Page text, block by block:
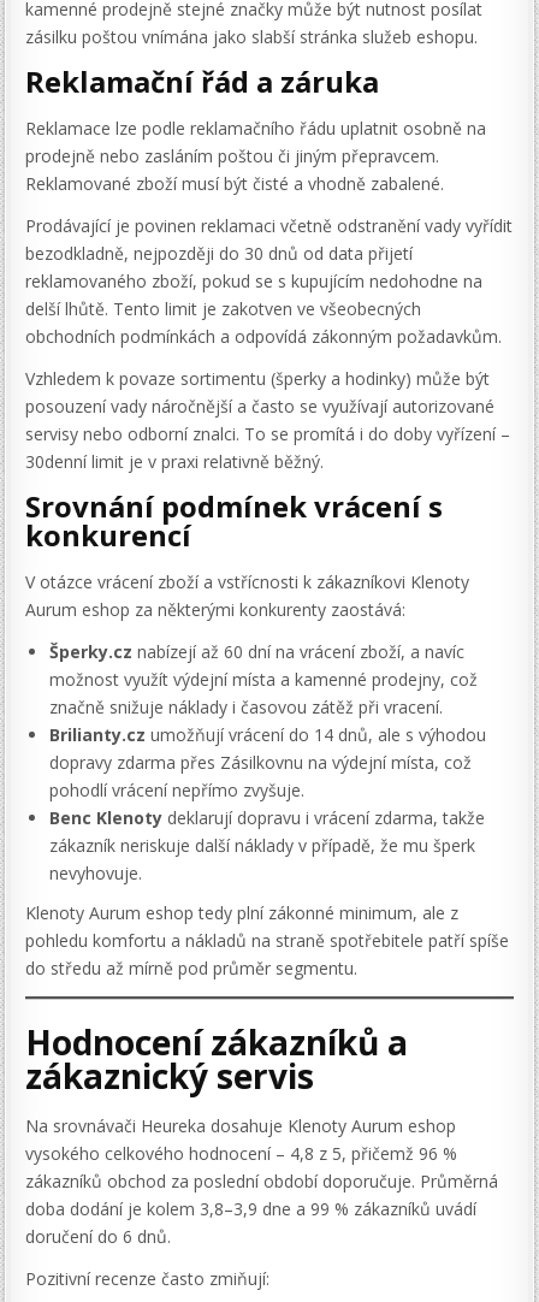
kamenné prodejně stejné značky může být nutnost posílat
zásilku poštou vnímána jako slabší stránka služeb eshopu.
Reklamační řád a záruka
Reklamace lze podle reklamačního řádu uplatnit osobně na
prodejně nebo zasláním poštou či jiným přepravcem.
Reklamované zboží musí být čisté a vhodně zabalené.
Prodávající je povinen reklamaci včetně odstranění vady vyřídit
bezodkladně, nejpozději do 30 dnů od data přijetí
reklamovaného zboží, pokud se s kupujícím nedohodne na
delší lhůtě. Tento limit je zakotven ve všeobecných
obchodních podmínkách a odpovídá zákonným požadavkům.
Vzhledem k povaze sortimentu (šperky a hodinky) může být
posouzení vady náročnější a často se využívají autorizované
servisy nebo odborní znalci. To se promítá i do doby vyřízení –
30denní limit je v praxi relativně běžný.
Srovnání podmínek vrácení s
konkurencí
V otázce vrácení zboží a vstřícnosti k zákazníkovi Klenoty
Aurum eshop za některými konkurenty zaostává:
Šperky.cz nabízejí až 60 dní na vrácení zboží, a navíc
možnost využít výdejní místa a kamenné prodejny, což
značně snižuje náklady i časovou zátěž při vracení.
Brilianty.cz umožňují vrácení do 14 dnů, ale s výhodou
dopravy zdarma přes Zásilkovnu na výdejní místa, což
pohodlí vrácení nepřímo zvyšuje.
Benc Klenoty deklarují dopravu i vrácení zdarma, takže
zákazník neriskuje další náklady v případě, že mu šperk
nevyhovuje.
Klenoty Aurum eshop tedy plní zákonné minimum, ale z
pohledu komfortu a nákladů na straně spotřebitele patří spíše
do středu až mírně pod průměr segmentu.
Hodnocení zákazníků a
zákaznický servis
Na srovnávači Heureka dosahuje Klenoty Aurum eshop
vysokého celkového hodnocení – 4,8 z 5, přičemž 96 %
zákazníků obchod za poslední období doporučuje. Průměrná
doba dodání je kolem 3,8–3,9 dne a 99 % zákazníků uvádí
doručení do 6 dnů.
Pozitivní recenze často zmiňují: